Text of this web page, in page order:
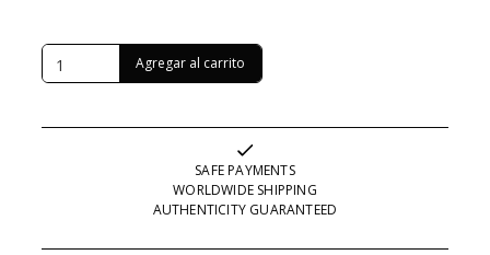
SAFE PAYMENTS
WORLDWIDE SHIPPING
AUTHENTICITY GUARANTEED